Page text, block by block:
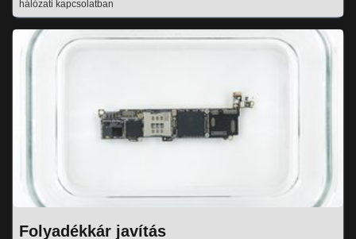
hálózati kapcsolatban
Folyadékkár javítás